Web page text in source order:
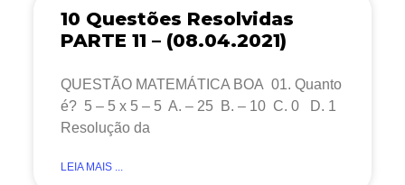
10 Questões Resolvidas
PARTE 11 – (08.04.2021)
QUESTÃO MATEMÁTICA BOA 01. Quanto
é? 5 – 5 x 5 – 5 A. – 25 B. – 10 C. 0 D. 1
Resolução da
LEIA MAIS ...